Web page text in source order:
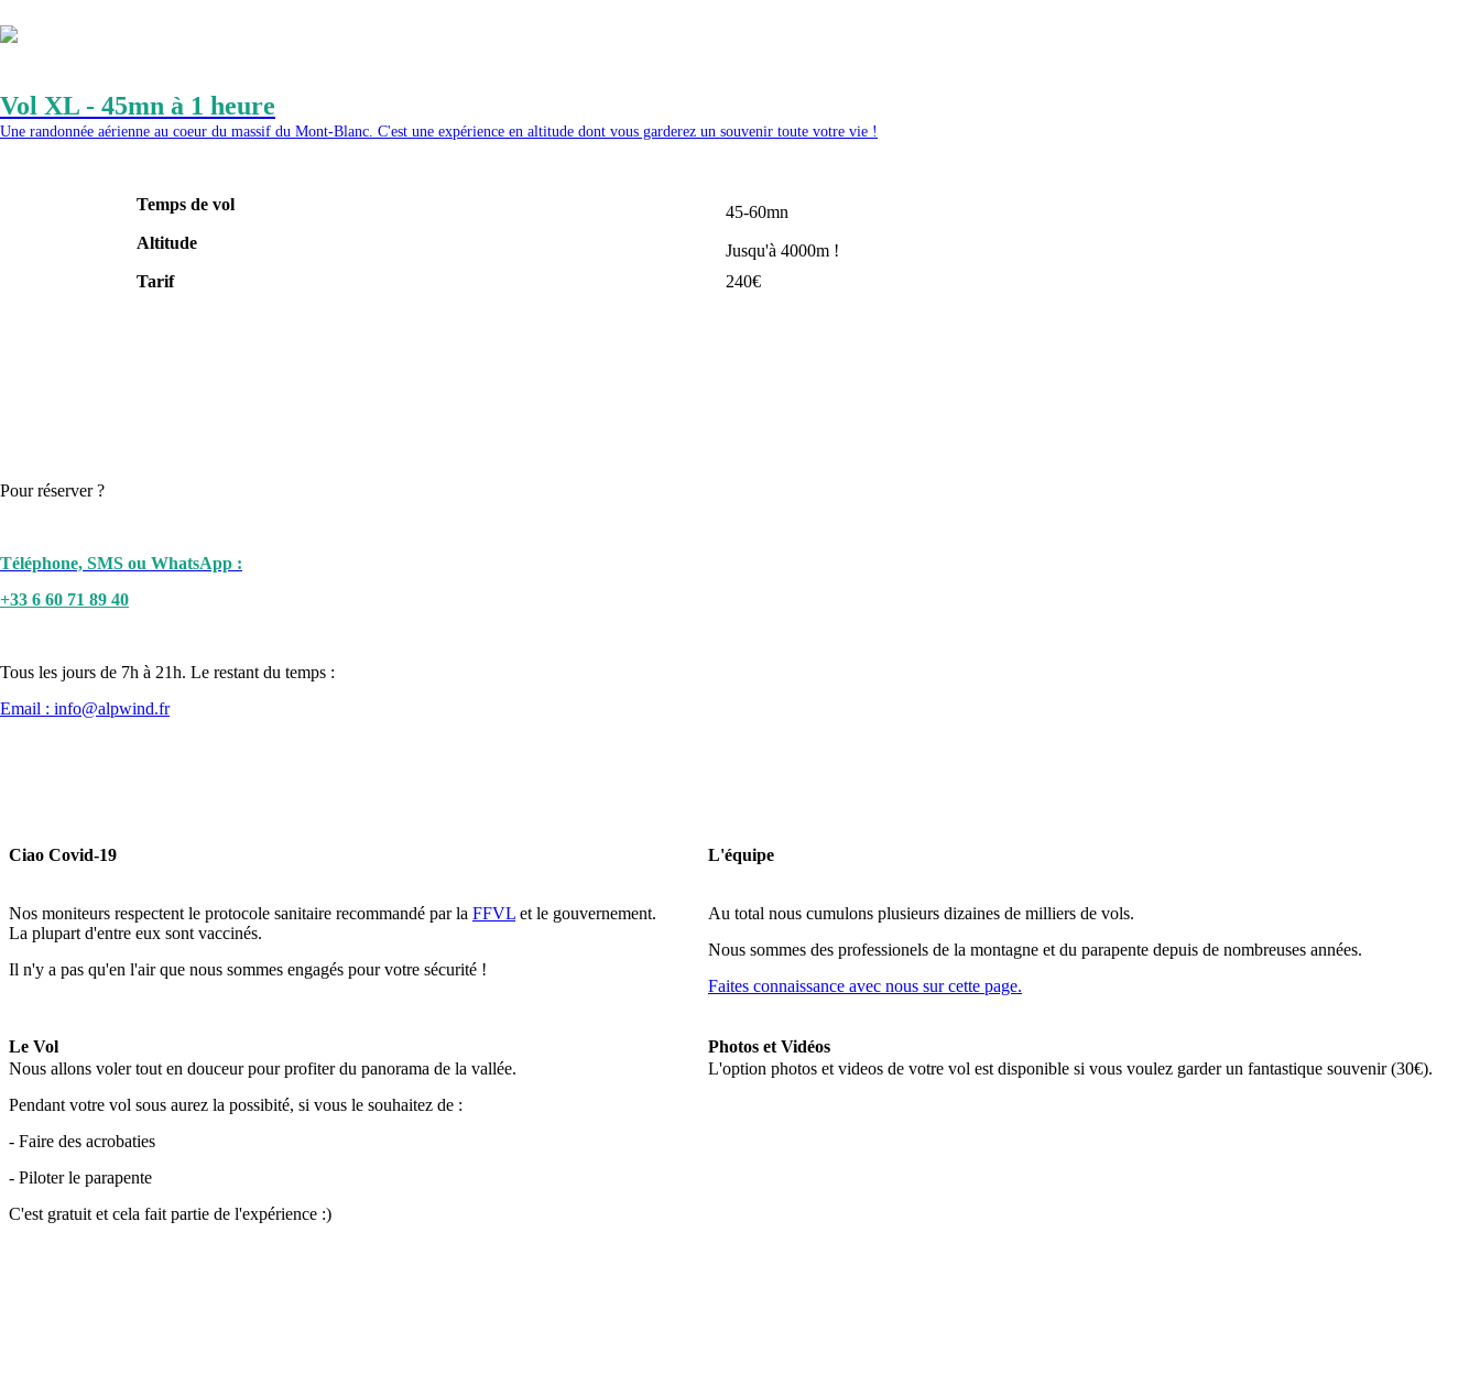
Vol XL - 45mn à 1 heure
Une randonnée aérienne au coeur du massif du Mont-Blanc. C'est une expérience en altitude dont vous garderez un souvenir toute votre vie !
Temps de vol
45-60mn
Altitude
Jusqu'à 4000m !
Tarif
240€
Pour réserver ?
Téléphone, SMS ou WhatsApp :
+33 6 60 71 89 40
Tous les jours de 7h à 21h. Le restant du temps :
Email : info@alpwind.fr
Ciao Covid-19 L'équipe
Nos moniteurs respectent le protocole sanitaire recommandé par la FFVL et le gouvernement.
La plupart d'entre eux sont vaccinés.
Il n'y a pas qu'en l'air que nous sommes engagés pour votre sécurité !
Au total nous cumulons plusieurs dizaines de milliers de vols.
Nous sommes des professionels de la montagne et du parapente depuis de nombreuses années.
Faites connaissance avec nous sur cette page.
Le Vol
Photos et Vidéos
Nous allons voler tout en douceur pour profiter du panorama de la vallée.
Pendant votre vol sous aurez la possibité, si vous le souhaitez de :
- Faire des acrobaties
- Piloter le parapente
C'est gratuit et cela fait partie de l'expérience :)
L'option photos et videos de votre vol est disponible si vous voulez garder un fantastique souvenir (30€).